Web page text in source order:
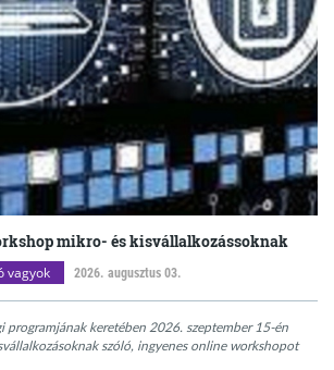
mikro- és kisvállalkozássoknak
vagyok 2026. augusztus 03.
programjának keretében 2026. szeptember 15-én
szóló, ingyenes online workshopot